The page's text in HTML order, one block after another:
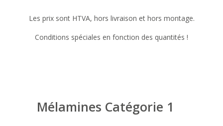
Les prix sont HTVA, hors livraison et hors montage.
Conditions spéciales en fonction des quantités !
Mélamines Catégorie 1